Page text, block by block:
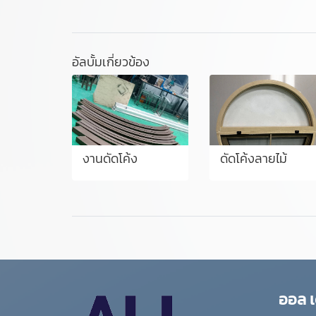
อัลบั้มเกี่ยวข้อง
งานดัดโค้ง ดัดโค้งลายไม้
ออล